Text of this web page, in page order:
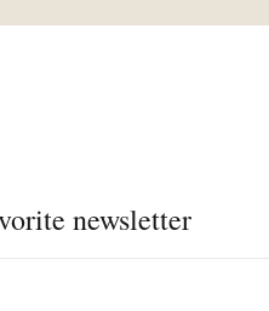
newsletter